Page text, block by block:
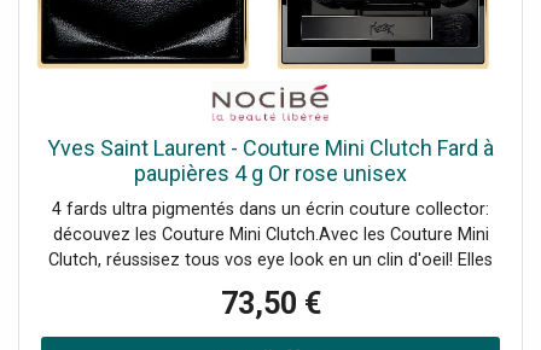
Yves Saint Laurent - Couture Mini Clutch Fard à
paupières 4 g Or rose unisex
4 fards ultra pigmentés dans un écrin couture collector:
découvez les Couture Mini Clutch.Avec les Couture Mini
Clutch, réussisez tous vos eye look en un clin d'oeil! Elles
un regard intense et captivant.Des harmonies pour tous
les looks.Avec des harmonies de 4 fards, les Couture Mini
73,50 €